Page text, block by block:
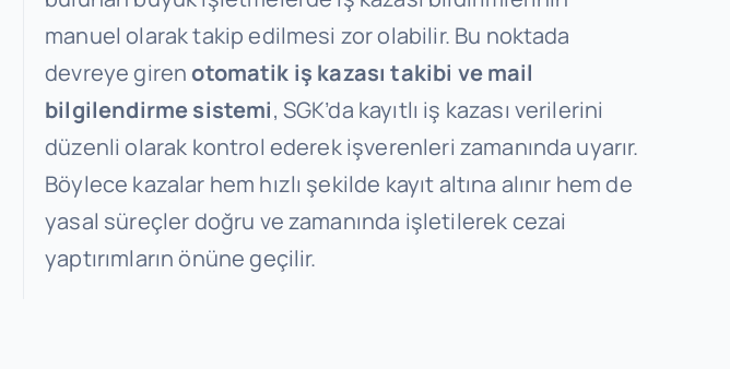
manuel olarak takip edilmesi zor olabilir. Bu noktada
devreye girenotomatik iş kazası takibi ve mail
bilgilendirme sistemi, SGK’da kayıtlı iş kazası verilerini
düzenli olarak kontrol ederek işverenleri zamanında uyarır.
Böylece kazalar hem hızlı şekilde kayıt altına alınır hem de
yasal süreçler doğru ve zamanında işletilerek cezai
yaptırımların önüne geçilir.